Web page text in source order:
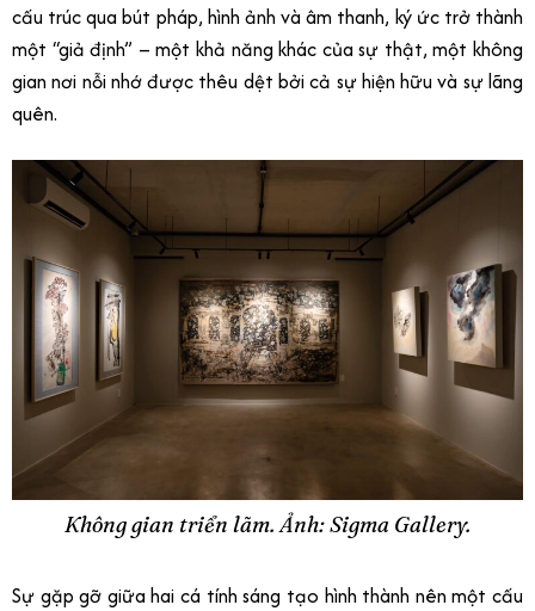
cấu trúc qua bút pháp, hình ảnh và âm thanh, ký ức trở thành
một “giả định” – một khả năng khác của sự thật, một không
gian nơi nỗi nhớ được thêu dệt bởi cả sự hiện hữu và sự lãng
quên.
Không gian triển lãm. Ảnh: Sigma Gallery.
Sự gặp gỡ giữa hai cá tính sáng tạo hình thành nên một cấu